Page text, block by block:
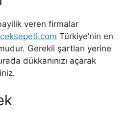
veren firmalar
Türkiye’nin en
Gerekli şartları yerine
dükkanınızı açarak